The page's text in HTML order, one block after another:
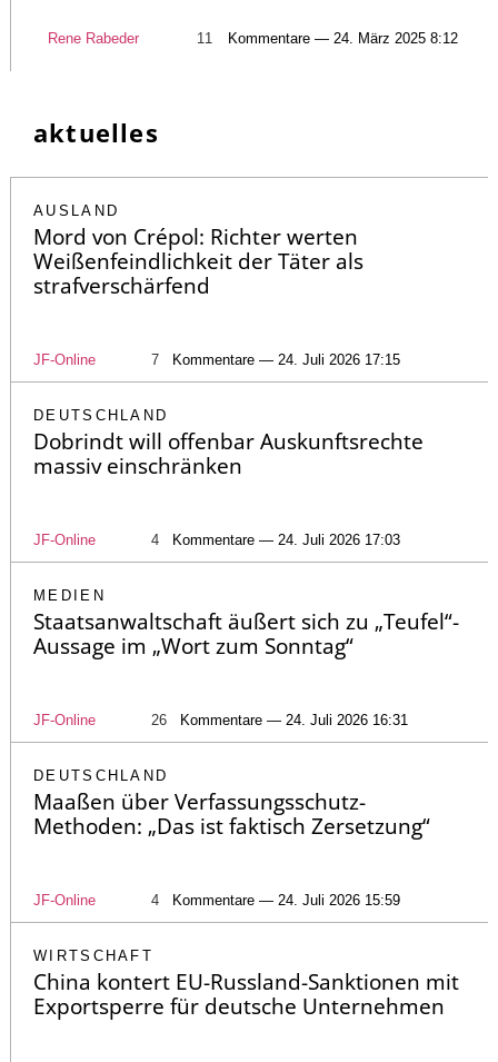
Rene Rabeder 11 Kommentare — 24. März 2025 8:12
aktuelles
AUSLAND
Mord von Crépol: Richter werten
Weißenfeindlichkeit der Täter als
strafverschärfend
JF-Online 7 Kommentare — 24. Juli 2026 17:15
DEUTSCHLAND
Dobrindt will offenbar Auskunftsrechte
massiv einschränken
JF-Online 4 Kommentare — 24. Juli 2026 17:03
MEDIEN
Staatsanwaltschaft äußert sich zu „Teufel“-
Aussage im „Wort zum Sonntag“
JF-Online 26 Kommentare — 24. Juli 2026 16:31
DEUTSCHLAND
Maaßen über Verfassungsschutz-
Methoden: „Das ist faktisch Zersetzung“
JF-Online 4 Kommentare — 24. Juli 2026 15:59
WIRTSCHAFT
China kontert EU-Russland-Sanktionen mit
Exportsperre für deutsche Unternehmen